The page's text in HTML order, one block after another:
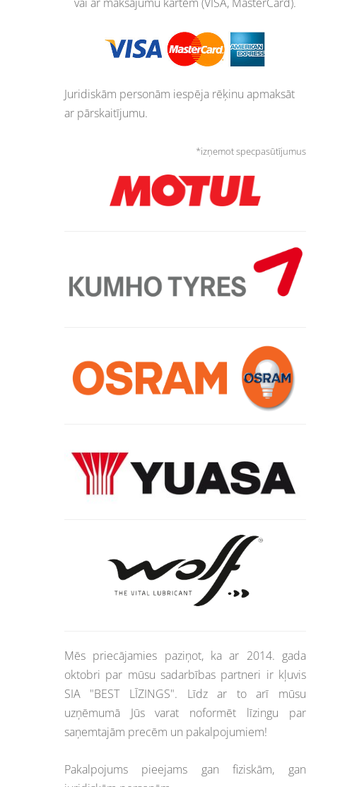
Juridiskām personām iespēja rēķinu apmaksāt
ar pārskaitījumu.
*izņemot specpasūtījumus
Mēs priecājamies paziņot, ka ar 2014. gada
oktobri par mūsu sadarbības partneri ir kļuvis
SIA "BEST LĪZINGS". Līdz ar to arī mūsu
uzņēmumā Jūs varat noformēt līzingu par
saņemtajām precēm un pakalpojumiem!
Pakalpojums pieejams gan fiziskām, gan